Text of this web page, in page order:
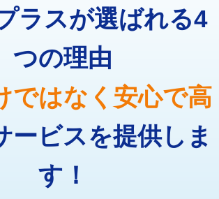
さ10㎝まで） 27,500円
16,500円
現場見積
防水処理・清掃・修
11,000円
防水処理・清掃・修
22,000円
防水処理・清掃・修
加工など（重作業）
33,000円
8,800円～
ラスが選ばれる4
つの理由
ではなく安心で高
ービスを提供しま
す！